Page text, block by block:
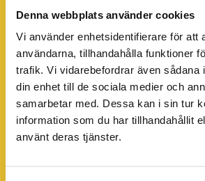
Denna webbplats använder cookies
Vi använder enhetsidentifierare för att
användarna, tillhandahålla funktioner
trafik. Vi vidarebefordrar även sådana
din enhet till de sociala medier och
samarbetar med. Dessa kan i sin tur
information som du har tillhandahållit
använt deras tjänster.